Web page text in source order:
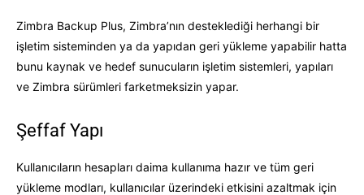
Zimbra Backup Plus, Zimbra’nın desteklediği herhangi bir
işletim sisteminden ya da yapıdan geri yükleme yapabilir hatta
bunu kaynak ve hedef sunucuların işletim sistemleri, yapıları
ve Zimbra sürümleri farketmeksizin yapar.
Şeffaf Yapı
Kullanıcıların hesapları daima kullanıma hazır ve tüm geri
yükleme modları, kullanıcılar üzerindeki etkisini azaltmak için